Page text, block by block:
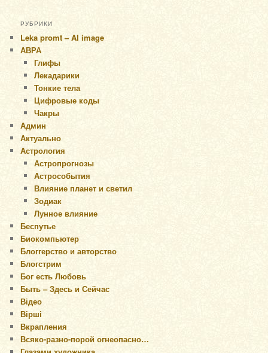
РУБРИКИ
Leka promt – AI image
АВРА
Глифы
Лекадарики
Тонкие тела
Цифровые коды
Чакры
Админ
Актуально
Астрология
Астропрогнозы
Астрособытия
Влияние планет и светил
Зодиак
Лунное влияние
Беспутье
Биокомпьютер
Блоггерство и авторство
Блогстрим
Бог есть Любовь
Быть – Здесь и Сейчас
Відео
Вірші
Вкрапления
Всяко-разно-порой огнеопасно…